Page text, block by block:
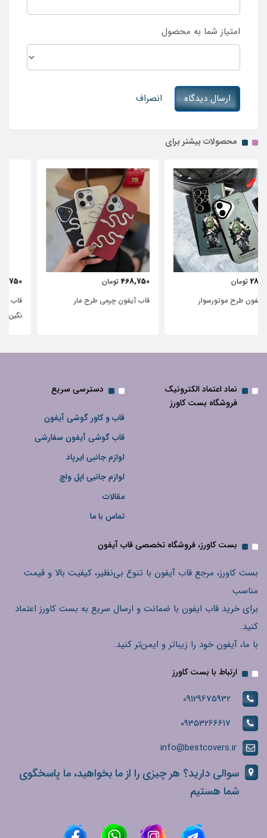
امتیاز شما به محصول
ارسال دیدگاه انصراف
محصولات بیشتر برای
468,750
قاب آیفون چرمی طرح مار
443,750
قاب آیفون شفاف با پاپیون سفید و
نماد اعتماد الکترونیک
فروشگاه بست کاورز
دسترسی سریع
قاب و کاور گوشی آیفون
قاب گوشی آیفون سفارشی
لوازم جانبی ایرپاد
لوازم جانبی اپل واچ
مقالات
تماس با ما
بست کاورز، فروشگاه تخصصی قاب آیفون
بست کاورز، مرجع قاب آیفون با تنوع بی‌نظیر، کیفیت بالا و قیمت
مناسب
برای خرید قاب ایفون با ضمانت و ارسال سریع به بست کاورز اعتماد
کنید.
با ما، آیفون خود را زیباتر و ایمن‌تر کنید.
ارتباط با بست کاورز
09129675932
09353266617
info@bestcovers.ir
سوالی دارید؟ هر چیزی را از ما بخواهید، ما پاسخگوی
شما هستیم